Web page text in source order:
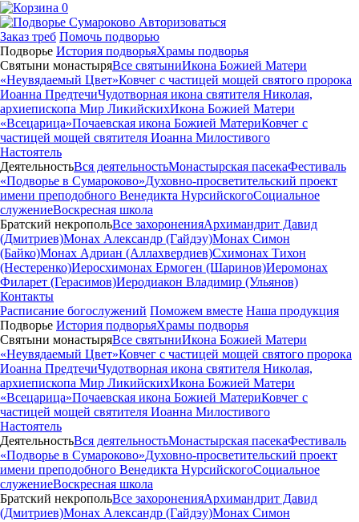
0
Авторизоваться
Заказ треб Помочь подворью
Подворье История подворьяХрамы подворья
Святыни монастыряВсе святыниИкона Божией Матери
«Неувядаемый Цвет»Ковчег с частицей мощей святого пророка
Иоанна ПредтечиЧудотворная икона святителя Николая,
архиепископа Мир ЛикийскихИкона Божией Матери
«Всецарица»Почаевская икона Божией МатериКовчег с
частицей мощей святителя Иоанна Милостивого
Настоятель
ДеятельностьВся деятельностьМонастырская пасекаФестиваль
«Подворье в Сумароково»Духовно-просветительский проект
имени преподобного Венедикта НурсийскогоСоциальное
служениеВоскресная школа
Братский некропольВсе захороненияАрхимандрит Давид
(Дмитриев)Монах Александр (Гайдэу)Монах Симон
(Байко)Монах Адриан (Аллахвердиев)Схимонах Тихон
(Нестеренко)Иеросхимонах Ермоген (Шаринов)Иеромонах
Филарет (Герасимов)Иеродиакон Владимир (Ульянов)
Контакты
Расписание богослужений Поможем вместе Наша продукция
Подворье История подворьяХрамы подворья
Святыни монастыряВсе святыниИкона Божией Матери
«Неувядаемый Цвет»Ковчег с частицей мощей святого пророка
Иоанна ПредтечиЧудотворная икона святителя Николая,
архиепископа Мир ЛикийскихИкона Божией Матери
«Всецарица»Почаевская икона Божией МатериКовчег с
частицей мощей святителя Иоанна Милостивого
Настоятель
ДеятельностьВся деятельностьМонастырская пасекаФестиваль
«Подворье в Сумароково»Духовно-просветительский проект
имени преподобного Венедикта НурсийскогоСоциальное
служениеВоскресная школа
Братский некропольВсе захороненияАрхимандрит Давид
(Дмитриев)Монах Александр (Гайдэу)Монах Симон